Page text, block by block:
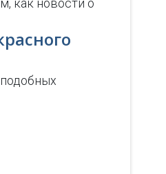
как новости о